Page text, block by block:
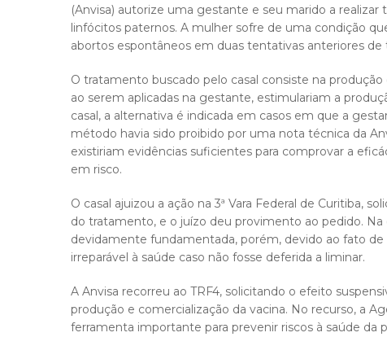
(Anvisa) autorize uma gestante e seu marido a
linfócitos paternos. A mulher sofre de uma condição
abortos espontâneos em duas tentativas anteriores de
O tratamento buscado pelo casal consiste na
ao serem aplicadas na gestante, estimulariam a
casal, a alternativa é indicada em casos em que a
método havia sido proibido por uma nota técnica da
existiriam evidências suficientes para comprovar a
em risco.
O casal ajuizou a ação na 3ª Vara Federal de Curitiba,
do tratamento, e o juízo deu provimento ao pedido.
devidamente fundamentada, porém, devido ao fato
irreparável à saúde caso não fosse deferida a liminar.
A Anvisa recorreu ao TRF4, solicitando o efeito
produção e comercialização da vacina. No recurso, a
ferramenta importante para prevenir riscos à saúde da